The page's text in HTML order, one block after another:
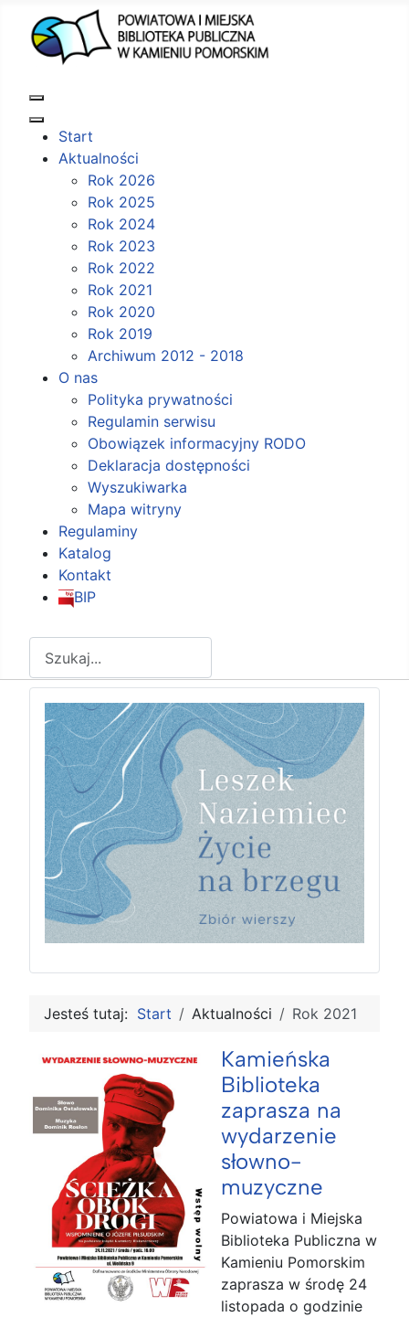
Start
Aktualności
Rok 2026
Rok 2025
Rok 2024
Rok 2023
Rok 2022
Rok 2021
Rok 2020
Rok 2019
Archiwum 2012 - 2018
O nas
Polityka prywatności
Regulamin serwisu
Obowiązek informacyjny RODO
Deklaracja dostępności
Wyszukiwarka
Mapa witryny
Regulaminy
Katalog
Kontakt
BIP
Jesteś tutaj: Start Aktualności Rok 2021
Kamieńska
Biblioteka
zaprasza na
wydarzenie
słowno-
muzyczne
Powiatowa i Miejska
Biblioteka Publiczna w
Kamieniu Pomorskim
zaprasza w środę 24
listopada o godzinie